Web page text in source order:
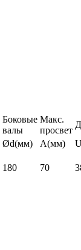
Боковые
валы
Макс.
просвет
Ød(мм) А(мм)
180 70